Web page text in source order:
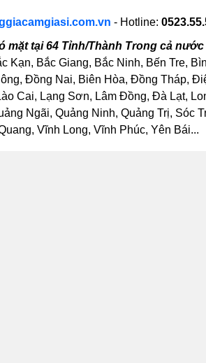
- Hotline:
tại 64 Tỉnh/Thành Trong cả
Kạn, Bắc Giang, Bắc Ninh, Bến Tre,
Đồng Nai, Biên Hòa, Đồng Tháp,
Cai, Lạng Sơn, Lâm Đồng, Đà Lạt,
Ngãi, Quảng Ninh, Quảng Trị, Sóc
Vĩnh Long, Vĩnh Phúc, Yên Bái...